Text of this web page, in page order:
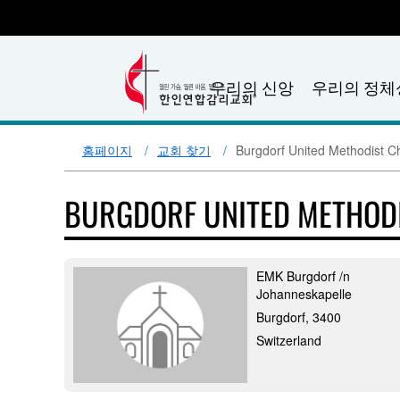
우리의 신앙 우리의 정체
홈페이지 교회 찾기 Burgdorf United Methodist
BURGDORF UNITED
EMK Burgdorf /n
Johanneskapelle
Burgdorf, 3400
Switzerland